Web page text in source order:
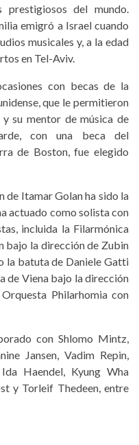
prestigiosos del mundo.
emigró a Israel cuando
musicales y, a la edad
en Tel-Aviv.
con becas de la
que le permitieron
su mentor de música de
con una beca del
de Boston, fue elegido
de Itamar Golan ha sido la
actuado como solista con
incluida la Filarmónica
bajo la dirección de Zubin
la batuta de Daniele Gatti
de Viena bajo la dirección
Philarhomia con
con Shlomo Mintz,
Jansen, Vadim Repin,
Haendel, Kyung Wha
y Torleif Thedeen, entre